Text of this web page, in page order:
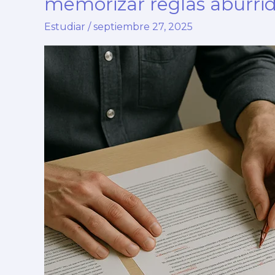
Estudiar /septiembre 27, 2025